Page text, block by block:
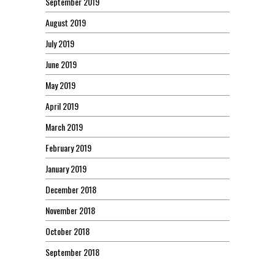
August 2019
July 2019
June 2019
May 2019
April 2019
March 2019
February 2019
January 2019
December 2018
November 2018
October 2018
September 2018